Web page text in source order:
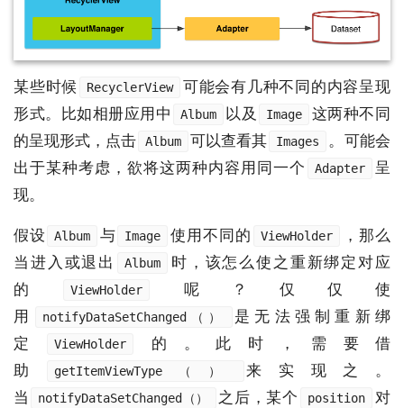
某些时候 RecyclerView
可能会有几种不同的内容呈现
形式。比如相册应用中
Album 以及 Image
这两种不同
的呈现形式，点击
Album 可以查看其 Images
。可能会
出于某种考虑，欲将这两种内容用同一个
Adapter
呈
现。
假设 Album 与 Image 使用不同的 ViewHolder
，那么
当进入或退出
Album
时，该怎么使之重新绑定对应
的
ViewHolder
呢？仅仅使
用
notifyDataSetChanged（）
是无法强制重新绑
定
ViewHolder
的。此时，需要借
助
getItemViewType（）
来实现之。
当
notifyDataSetChanged（） 之后，某个 position
对